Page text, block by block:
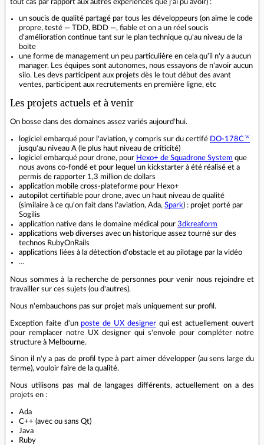
tout cas par rapport aux autres expériences que j'ai pu avoir) :
un soucis de qualité partagé par tous les développeurs (on aime le code
propre, testé — TDD, BDD —, fiable et on a un réel soucis
d'amélioration continue tant sur le plan technique qu'au niveau de la
boite
une forme de management un peu particulière en cela qu'il n'y a aucun
manager. Les équipes sont autonomes, nous essayons de n'avoir aucun
silo. Les devs participent aux projets dès le tout début des avant
ventes, participent aux recrutements en première ligne, etc
Les projets actuels et à venir
On bosse dans des domaines assez variés aujourd'hui.
logiciel embarqué pour l'aviation, y compris sur du certifé
DO-178C
jusqu'au niveau A (le plus haut niveau de criticité)
logiciel embarqué pour drone, pour Hexo+ de Squadrone System que
nous avons co-fondé et pour lequel un kickstarter à été réalisé et a
permis de rapporter 1,3 million de dollars
application mobile cross-plateforme pour Hexo+
autopilot certifiable pour drone, avec un haut niveau de qualité
(similaire à ce qu'on fait dans l'aviation, Ada, Spark) : projet porté par
Sogilis
application native dans le domaine médical pour 3dkreaform
applications web diverses avec un historique assez tourné sur des
technos RubyOnRails
applications liées à la détection d'obstacle et au pilotage par la vidéo
…
Nous sommes à la recherche de personnes pour venir nous rejoindre et
travailler sur ces sujets (ou d'autres).
Nous n'embauchons pas sur projet mais uniquement sur profil.
Exception faite d'un poste de UX designerqui est actuellement ouvert
pour remplacer notre UX designer qui s'envole pour compléter notre
structure à Melbourne.
Sinon il n'y a pas de profil type à part aimer développer (au sens large du
terme), vouloir faire de la qualité.
Nous utilisons pas mal de langages différents, actuellement on a des
projets en :
Ada
C++ (avec ou sans Qt)
Java
Ruby